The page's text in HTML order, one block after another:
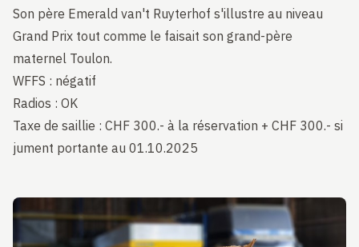
Son père Emerald van't Ruyterhof s'illustre au niveau
Grand Prix tout comme le faisait son grand-père
maternel Toulon.
WFFS : négatif
Radios : OK
Taxe de saillie : CHF 300.- à la réservation + CHF 300.- si
jument portante au 01.10.2025